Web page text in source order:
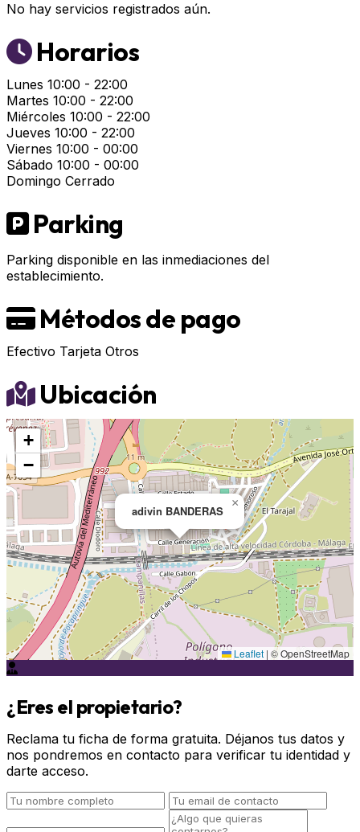
No hay servicios registrados aún.
Horarios
Lunes 10:00 - 22:00
Martes 10:00 - 22:00
Miércoles 10:00 - 22:00
Jueves 10:00 - 22:00
Viernes 10:00 - 00:00
Sábado 10:00 - 00:00
Domingo Cerrado
Parking
Parking disponible en las inmediaciones del
establecimiento.
Métodos de pago
Efectivo Tarjeta Otros
Ubicación
adivin BANDERAS
×
+
−
Leaflet | © OpenStreetMap
¿Eres el propietario?
Reclama tu ficha de forma gratuita. Déjanos tus datos y
nos pondremos en contacto para verificar tu identidad y
darte acceso.